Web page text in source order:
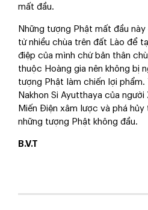
mất đầu.
Những tượng Phật mất đầu
từ nhiều chùa trên đất Lào để
điệp của mình chứ bản thân
thuộc Hoàng gia nên không bị
tượng Phật làm chiến lợi
Nakhon Si Ayutthaya của
Miến Điện xâm lược và phá
những tượng Phật không đầu.
B.V.T